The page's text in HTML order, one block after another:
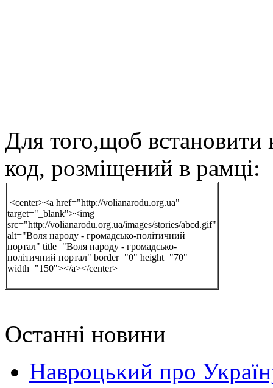
Для того,щоб встановити
код, розміщений в рамці:
<center><a href="http://volianarodu.org.ua"
target="_blank"><img
src="http://volianarodu.org.ua/images/stories/abcd.gif"
alt="Воля народу - громадсько-політичний
портал" title="Воля народу - громадсько-
політичний портал" border="0" height="70"
width="150"></a></center>
Останні новини
Навроцький про